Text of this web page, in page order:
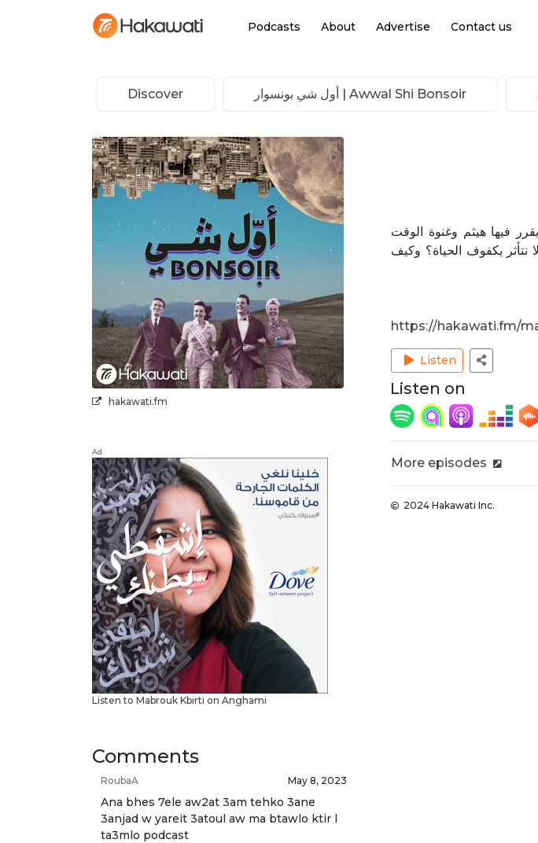
Podcasts About Advertise Contact us
Discover Awwal Shi Bonsoir | أول شي بونسوار
hakawati.fm
Ad
Listen to Mabrouk Kbirti on Anghami
Comments
RoubaA May 8, 2023
Ana bhes 7ele aw2at 3am tehko 3ane
3anjad w yareit 3atoul aw ma btawlo ktir l
ta3mlo podcast
فيها هيثم وغنوة الوقت
نتأثر بكفوف الحياة؟ وكيف
https://hakawati.fm/
Listen
Listen on
More episodes
2024 Hakawati Inc.